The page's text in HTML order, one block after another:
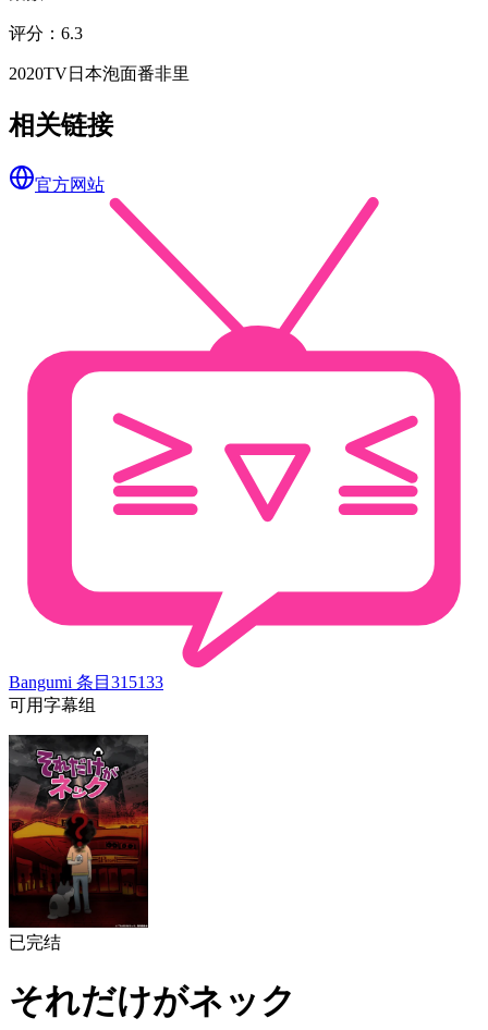
评分 ： 6.3
2020TV日本泡面番非里
相关链接
官方网站
Bangumi 条目 315133
可用字幕组
已完结
それだけがネック